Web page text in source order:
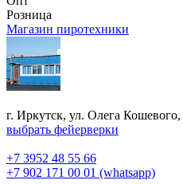
Розница
Магазин пиротехники
г. Иркутск, ул. Олега
выбрать фейерверки
+7 3952 48 55 66
+7 902 171 00 01 (whatsapp)